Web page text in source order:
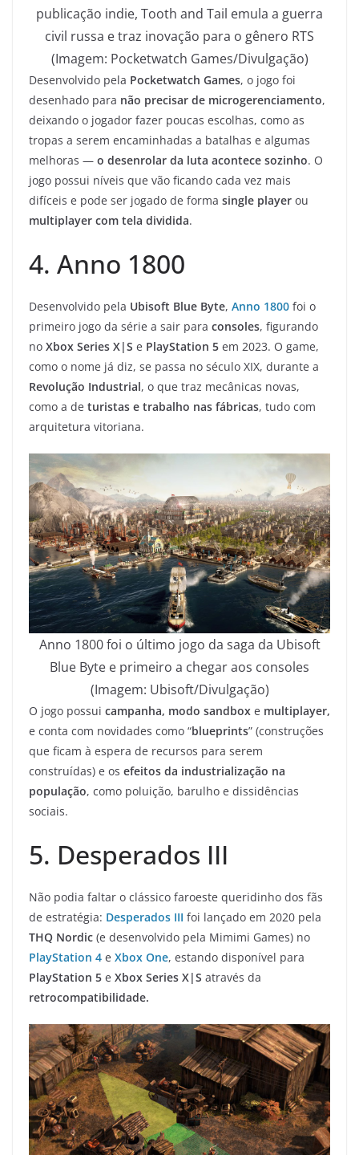
publicação indie, Tooth and Tail emula a guerra
civil russa e traz inovação para o gênero RTS
(Imagem: Pocketwatch Games/Divulgação)
Desenvolvido pela Pocketwatch Games, o jogo foi
desenhado para não precisar de microgerenciamento,
deixando o jogador fazer poucas escolhas, como as
tropas a serem encaminhadas a batalhas e algumas
melhoras — o desenrolar da luta acontece sozinho. O
jogo possui níveis que vão ficando cada vez mais
difíceis e pode ser jogado de forma single player ou
multiplayer com tela dividida.
4. Anno 1800
Desenvolvido pela Ubisoft Blue Byte, Anno 1800 foi o
primeiro jogo da série a sair para consoles, figurando
no Xbox Series X|S e PlayStation 5 em 2023. O game,
como o nome já diz, se passa no século XIX, durante a
Revolução Industrial, o que traz mecânicas novas,
como a de turistas e trabalho nas fábricas, tudo com
arquitetura vitoriana.
Anno 1800 foi o último jogo da saga da Ubisoft
Blue Byte e primeiro a chegar aos consoles
(Imagem: Ubisoft/Divulgação)
O jogo possui campanha, modo sandbox e multiplayer,
e conta com novidades como “blueprints” (construções
que ficam à espera de recursos para serem
construídas) e os efeitos da industrialização na
população, como poluição, barulho e dissidências
sociais.
5. Desperados III
Não podia faltar o clássico faroeste queridinho dos fãs
de estratégia: Desperados III foi lançado em 2020 pela
THQ Nordic (e desenvolvido pela Mimimi Games) no
PlayStation 4 e Xbox One, estando disponível para
PlayStation 5 e Xbox Series X|S através da
retrocompatibilidade.